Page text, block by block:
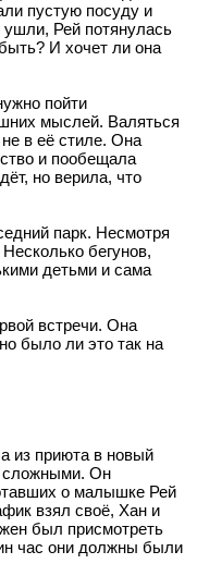
пустую посуду и
Рей потянулась
И хочет ли она
пойти
мыслей. Валяться
в её стиле. Она
и пообещала
но верила, что
парк. Несмотря
бегунов,
детьми и сама
встречи. Она
было ли это так на
из приюта в новый
сложными. Он
о малышке Рей
взял своё, Хан и
был присмотреть
час они должны были